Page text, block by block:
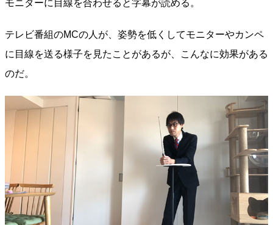
モニターに目線を合わせると字幕が読める。
テレビ番組のMCの人が、姿勢を低くしてモニターやカンペ
に目線を送る様子を見たことがあるが、こんなに効果がある
のだ。